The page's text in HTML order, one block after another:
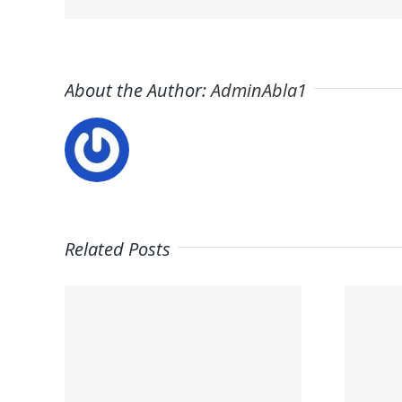
About the Author:AdminAbla1
Related Posts